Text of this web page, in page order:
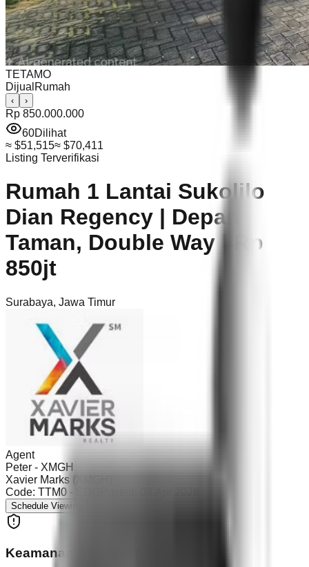
TETAMO
Dijual Rumah
‹ ›
Rp 850.000.000
60Dilihat
≈ $51,515≈ $70,411
Listing Terverifikasi
Rumah 1 Lantai Sukolilo
Dian Regency | Depan
Taman, Double Way | Rp
850jt
Surabaya, Jawa Timur
Agent
Peter - XMGH
Xavier Marks (XMGH)
Code: TTM0 - SDG
Schedule Viewing
Keamanan & Laporan